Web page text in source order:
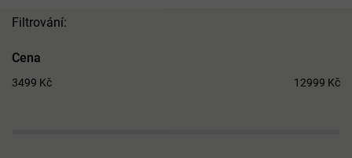
u
t
ů
Cena
3499 Kč 12999 Kč